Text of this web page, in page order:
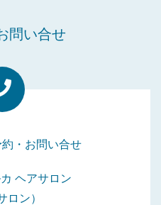
問い合せ
・お問い合せ
ヘアサロン
ロン）